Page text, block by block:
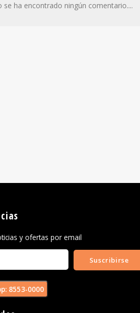
se ha encontrado ningún comentario....
y ofertas por email
Suscribirse
8553-0000